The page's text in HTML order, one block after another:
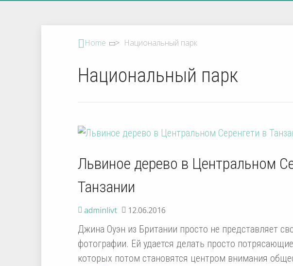
Home > Национальный парк
Национальный парк
Львиное дерево в Центральном
Танзании
adminlivt 12.06.2016
Джина Оуэн из Британии просто не представляет
фотографии. Ей удается делать просто
которых потом становятся центром внимания